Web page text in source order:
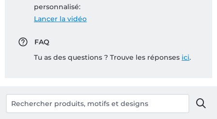
personnalisé:
Lancer la vidéo
FAQ
Tu as des questions ? Trouve les réponses ici.